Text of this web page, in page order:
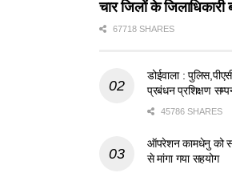
चार जिलों के जिलाधिकारी
67718 SHARES
डोईवाला :
प्रबंधन प्रशिक्षण
45786 SHARES
ऑपरेशन कामधेनु को
से मांगा गया सहयोग